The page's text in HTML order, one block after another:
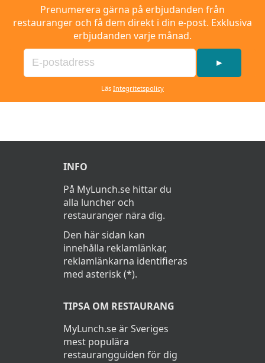
Prenumerera gärna på erbjudanden från
restauranger och få dem direkt i din e-post. Exklusiva
erbjudanden varje månad.
►
Läs Integritetspolicy
INFO
På MyLunch.se hittar du
alla luncher och
restauranger nära dig.
Den här sidan kan
innehålla reklamlänkar,
reklamlänkarna identifieras
med asterisk (*).
TIPSA OM RESTAURANG
MyLunch.se är Sveriges
mest populära
restaurangguiden för dig